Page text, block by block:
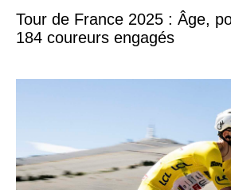
Tour de France 2025 : Âge,
184 coureurs engagés